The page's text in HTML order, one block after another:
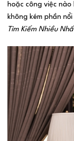
hoặc công việc
không kém phần
Tìm Kiếm Nhiều